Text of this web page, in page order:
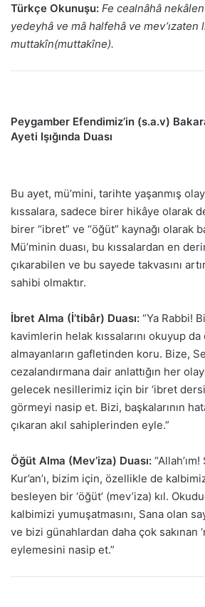
Türkçe Okunuşu: Fe cealnâhâ
yedeyhâ ve mâ halfehâ ve mev’ızaten
muttakîn(muttakîne).
Peygamber Efendimiz’in (s.a.v)
Ayeti Işığında Duası
Bu ayet, mü’mini, tarihte yaşanmış
kıssalara, sadece birer hikâye olarak
birer “ibret” ve “öğüt” kaynağı olarak
Mü’minin duası, bu kıssalardan en
çıkarabilen ve bu sayede takvasını
sahibi olmaktır.
İbret Alma (İ’tibâr) Duası: “Ya Rabbi!
kavimlerin helak kıssalarını okuyup
almayanların gafletinden koru. Bize,
cezalandırmana dair anlattığın her
gelecek nesillerimiz için bir ‘ibret
görmeyi nasip et. Bizi, başkalarının
çıkaran akıl sahiplerinden eyle.”
Öğüt Alma (Mev’iza) Duası:
Kur’an’ı, bizim için, özellikle de
besleyen bir ‘öğüt’ (mev’iza) kıl.
kalbimizi yumuşatmasını, Sana olan
ve bizi günahlardan daha çok sakınan
eylemesini nasip et.”